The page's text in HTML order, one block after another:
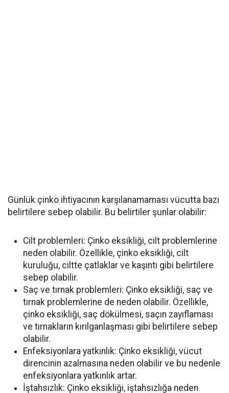
Günlük çinko ihtiyacının karşılanamaması vücutta bazı
belirtilere sebep olabilir. Bu belirtiler şunlar olabilir:
Cilt problemleri: Çinko eksikliği, cilt problemlerine
neden olabilir. Özellikle, çinko eksikliği, cilt
kuruluğu, ciltte çatlaklar ve kaşıntı gibi belirtilere
sebep olabilir.
Saç ve tırnak problemleri: Çinko eksikliği, saç ve
tırnak problemlerine de neden olabilir. Özellikle,
çinko eksikliği, saç dökülmesi, saçın zayıflaması
ve tırnakların kırılganlaşması gibi belirtilere sebep
olabilir.
Enfeksiyonlara yatkınlık: Çinko eksikliği, vücut
direncinin azalmasına neden olabilir ve bu nedenle
enfeksiyonlara yatkınlık artar.
İştahsızlık: Çinko eksikliği, iştahsızlığa neden